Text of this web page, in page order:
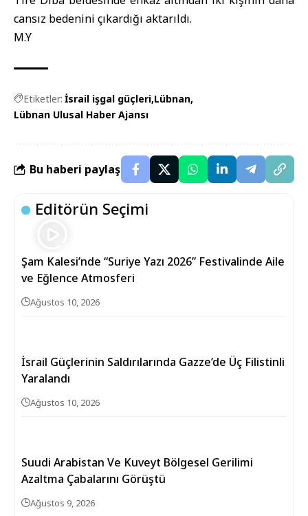
cansız bedenini çıkardığı aktarıldı.
M.Y
Etiketler: İsrail işgal güçleri Lübnan
Lübnan Ulusal Haber Ajansı
Bu haberi paylaş
Editörün Seçimi
Şam Kalesi’nde “Suriye Yazı 2026” Festivalinde Aile
ve Eğlence Atmosferi
Ağustos 10, 2026
İsrail Güçlerinin Saldırılarında Gazze’de Üç Filistinli
Yaralandı
Ağustos 10, 2026
Suudi Arabistan Ve Kuveyt Bölgesel Gerilimi
Azaltma Çabalarını Görüştü
Ağustos 9, 2026